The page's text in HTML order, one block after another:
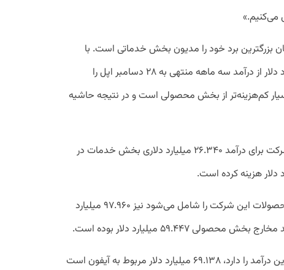
می‌کنیم.»
بزرگترین برد خود را مدیون بخش خدماتی است. با
اینکه این بخش تنها ۲۶.۳۴۰ میلیارد دلار از درآمد سه ماهه منتهی به ۲۸ دسامبر اپل را
کم‌هزینه‌تر از بخش محصولی است و در نتیجه حاشیه
گزارش اپل نشان می‌دهد که این شرکت برای درآمد ۲۶.۳۴۰ میلیارد دلاری بخش خدمات در
بخش محصولی که آیفون و دیگر محصولات این شرکت را شامل می‌شود نیز ۹۷.۹۶۰ میلیارد
۵۹.۴۴۷ میلیارد دلار بوده است.
در بخش محصولی که آیفون بیشترین درآمد را دارد، ۶۹.۱۳۸ میلیارد دلار مربوط به آیفون است